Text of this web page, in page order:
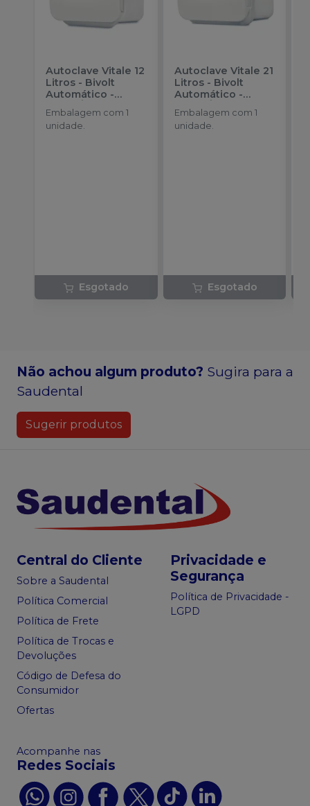
Autoclave Vitale 12
Litros - Bivolt
Automático -
CRISTÓFOLI
Embalagem com 1
unidade.
Esgotado
Autoclave Vitale 21
Litros - Bivolt
Automático -
CRISTÓFOLI
Embalagem com 1
unidade.
Esgotado
Não achou algum produto? Sugira para a
Saudental
Sugerir produtos
Central do Cliente
Sobre a Saudental
Política Comercial
Política de Frete
Política de Trocas e
Devoluções
Código de Defesa do
Consumidor
Ofertas
Privacidade e
Segurança
Política de Privacidade -
LGPD
Acompanhe nas
Redes Sociais